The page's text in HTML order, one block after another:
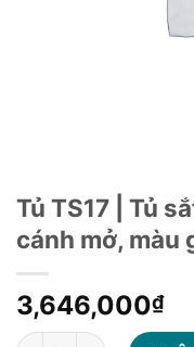
Tủ TS17 | Tủ
cánh mở, màu
3,646,000₫
Tủ TS17 | Tủ sắt 190 3